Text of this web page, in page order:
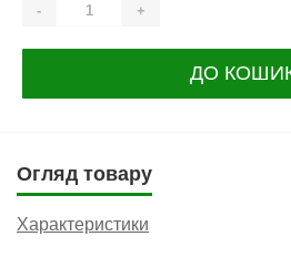
- +
ДО
Огляд товару
Характеристики